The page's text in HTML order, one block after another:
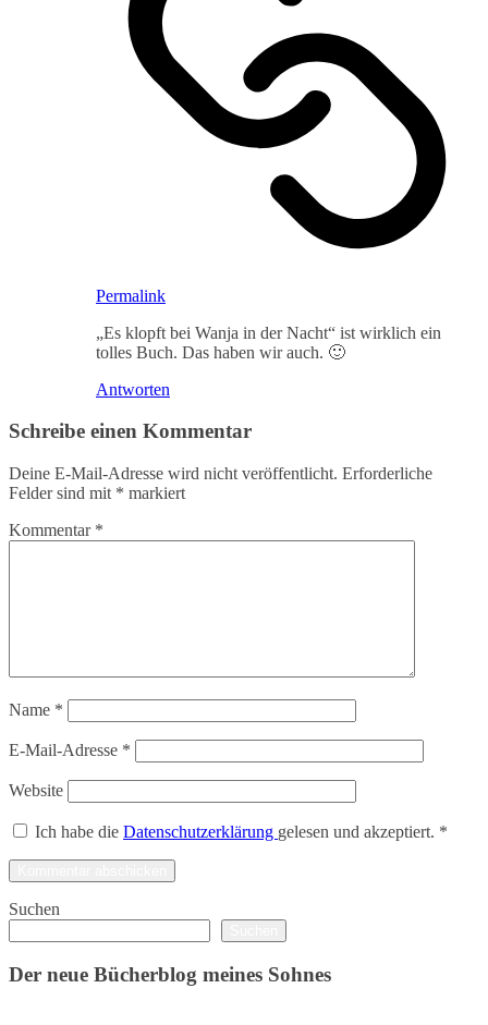
Permalink
„Es klopft bei Wanja in der Nacht“ ist wirklich ein
tolles Buch. Das haben wir auch. 🙂
Antworten
Schreibe einen Kommentar
Deine E-Mail-Adresse wird nicht veröffentlicht. Erforderliche
Felder sind mit * markiert
Kommentar *
Name *
E-Mail-Adresse *
Website
Ich habe die Datenschutzerklärung gelesen und akzeptiert. *
Suchen
Der neue Bücherblog meines Sohnes